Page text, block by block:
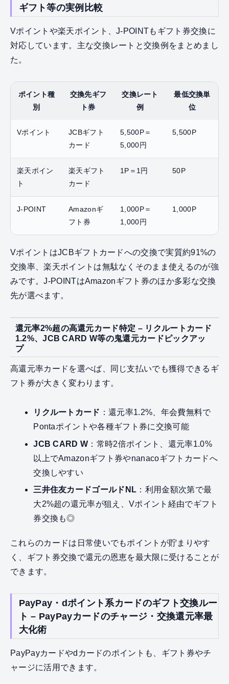
ギフト等の実例比較
Vポイントや楽天ポイント、J-POINTもギフト券交換に
対応しています。主な交換レートと交換例をまとめまし
た。
ポイント種
別
交換先ギフ
ト券
交換レート
例
最低交換単
位
Vポイント
JCBギフト
カード
5,500P＝
5,000円
5,500P
楽天ポイン
ト
楽天ギフト
カード
1P＝1円 50P
J-POINT
Amazonギ
フト券
1,000P＝
1,000円
1,000P
VポイントはJCBギフトカードへの交換で実質約91%の
交換率、楽天ポイントは無駄なくそのまま使えるのが強
みです。J-POINTはAmazonギフト券のほか多彩な交換
先が選べます。
還元率2%超の高還元カード特定 – リクルートカード
1.2%、JCB CARD W等の鬼還元カードピックアッ
プ
高還元率カードを選べば、同じ支払いでも獲得できるギ
フト券が大きく変わります。
リクルートカード ：還元率1.2%、年会費無料で
Pontaポイントや各種ギフト券に交換可能
JCB CARD W ：常時2倍ポイント、還元率1.0%
以上でAmazonギフト券やnanacoギフトカードへ
交換しやすい
三井住友カードゴールドNL ：利用金額次第で最
大2%超の還元率が狙え、Vポイント経由でギフト
券交換も◎
これらのカードは日常使いでもポイントが貯まりやす
く、ギフト券交換で還元の恩恵を最大限に受けることが
できます。
PayPay・dポイント系カードのギフト交換ルー
ト – PayPayカードのチャージ・交換還元率最
大化術
PayPayカードやdカードのポイントも、ギフト券やチ
ャージに活用できます。